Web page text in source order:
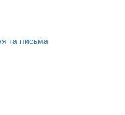
та письма